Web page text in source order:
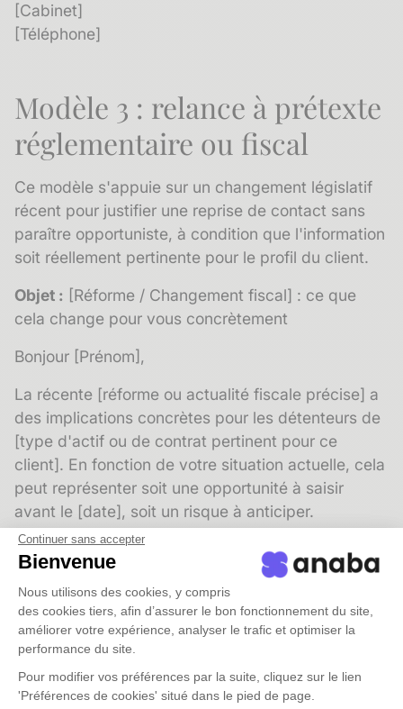
Continuer sans accepter
Bienvenue
Nous utilisons des cookies, y compris
des cookies tiers, afin d’assurer le bon fonctionnement du site,
améliorer votre expérience, analyser le trafic et optimiser la
performance du site.
Pour modifier vos préférences par la suite, cliquez sur le lien
'Préférences de cookies' situé dans le pied de page.
[Cabinet]
[Téléphone]
Modèle 3 : relance à prétexte
réglementaire ou fiscal
Ce modèle s'appuie sur un changement législatif
récent pour justifier une reprise de contact sans
paraître opportuniste, à condition que l'information
soit réellement pertinente pour le profil du client.
Objet : [Réforme / Changement fiscal] : ce que
cela change pour vous concrètement
Bonjour [Prénom],
La récente [réforme ou actualité fiscale précise] a
des implications concrètes pour les détenteurs de
[type d'actif ou de contrat pertinent pour ce
client]. En fonction de votre situation actuelle, cela
peut représenter soit une opportunité à saisir
avant le [date], soit un risque à anticiper.
J'ai analysé votre dossier à la lumière de ces
nouvelles dispositions et j'aimerais vous partager
quelques observations. Rien d'urgent à ce stade,
mais une conversation de trente minutes dans le
courant du mois pourrait éviter des décisions
Êtes-vous disponible la semaine du [proposition